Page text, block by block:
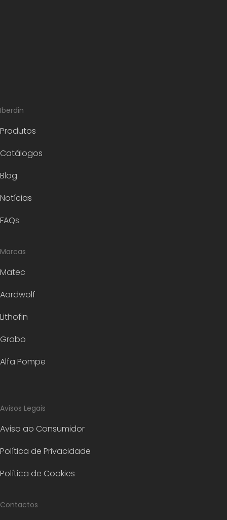
Iberdin
Produtos
Catálogos
Blog
Notícias
FAQs
Marcas
Matec
Aardwolf
Lithofin
Grabo
Alfa Pompe
Avisos Legais
Aviso ao Consumidor
Política de Privacidade
Política de Cookies
Contactos